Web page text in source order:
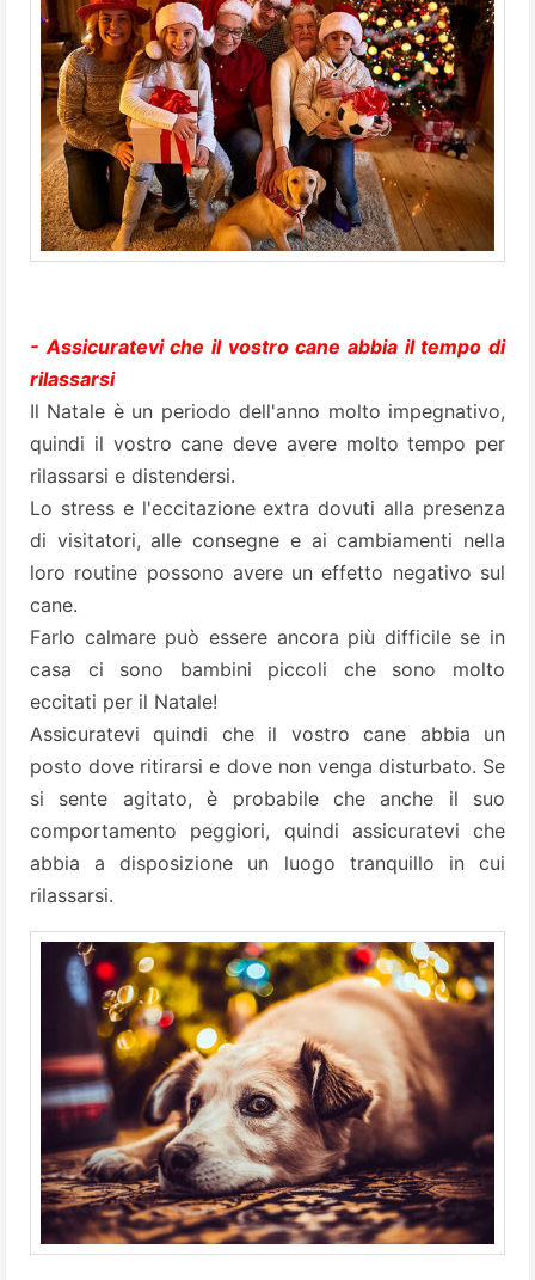
- Assicuratevi che il vostro cane abbia il tempo di
rilassarsi
Il Natale è un periodo dell'anno molto impegnativo,
quindi il vostro cane deve avere molto tempo per
rilassarsi e distendersi.
Lo stress e l'eccitazione extra dovuti alla presenza
di visitatori, alle consegne e ai cambiamenti nella
loro routine possono avere un effetto negativo sul
cane.
Farlo calmare può essere ancora più difficile se in
casa ci sono bambini piccoli che sono molto
eccitati per il Natale!
Assicuratevi quindi che il vostro cane abbia un
posto dove ritirarsi e dove non venga disturbato. Se
si sente agitato, è probabile che anche il suo
comportamento peggiori, quindi assicuratevi che
abbia a disposizione un luogo tranquillo in cui
rilassarsi.